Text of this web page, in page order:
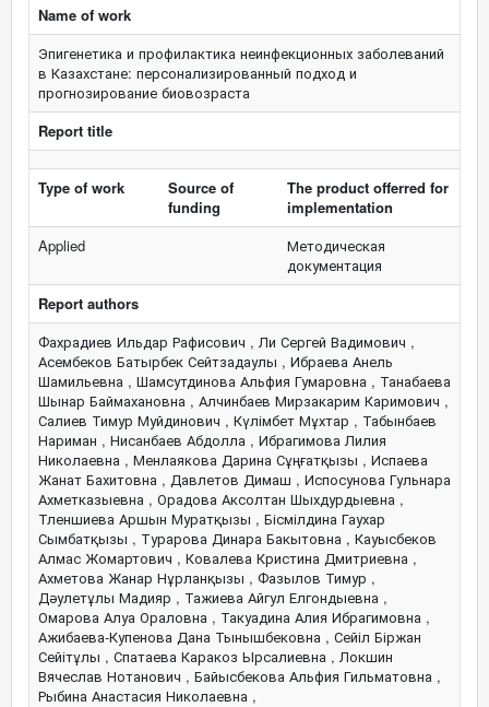
Name of work
Эпигенетика и профилактика неинфекционных заболеваний
в Казахстане: персонализированный подход и
прогнозирование биовозраста
Report title
Type of work
Source of
funding
The product offerred for
implementation
Applied
Методическая
документация
Report authors
Фахрадиев Ильдар Рафисович , Ли Сергей Вадимович ,
Асембеков Батырбек Сейтзадаулы , Ибраева Анель
Шамильевна , Шамсутдинова Альфия Гумаровна , Танабаева
Шынар Баймахановна , Алчинбаев Мирзакарим Каримович ,
Салиев Тимур Муйдинович , Күлімбет Мұхтар , Табынбаев
Нариман , Нисанбаев Абдолла , Ибрагимова Лилия
Николаевна , Менлаякова Дарина Сұңғатқызы , Испаева
Жанат Бахитовна , Давлетов Димаш , Испосунова Гульнара
Ахметказыевна , Орадова Аксолтан Шыхдурдыевна ,
Тленшиева Аршын Муратқызы , Бісмілдина Гаухар
Сымбатқызы , Турарова Динара Бакытовна , Кауысбеков
Алмас Жомартович , Ковалева Кристина Дмитриевна ,
Ахметова Жанар Нұрланқызы , Фазылов Тимур ,
Дәулетұлы Мадияр , Тажиева Айгул Елгондыевна ,
Омарова Алуа Ораловна , Такуадина Алия Ибрагимовна ,
Ажибаева-Купенова Дана Тынышбековна , Сейіл Біржан
Сейітұлы , Спатаева Каракоз Ырсалиевна , Локшин
Вячеслав Нотанович , Байысбекова Альфия Гильматовна ,
Рыбина Анастасия Николаевна ,